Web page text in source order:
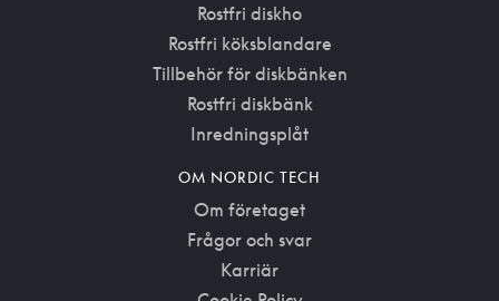
Rostfri diskho
Rostfri köksblandare
Tillbehör för diskbänken
Rostfri diskbänk
Inredningsplåt
OM NORDIC TECH
Om företaget
Frågor och svar
Karriär